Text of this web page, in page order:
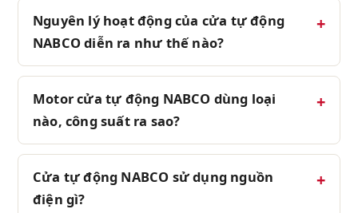
Nguyên lý hoạt động của cửa tự động
NABCO diễn ra như thế nào?
Motor cửa tự động NABCO dùng loại
nào, công suất ra sao?
Cửa tự động NABCO sử dụng nguồn
điện gì?